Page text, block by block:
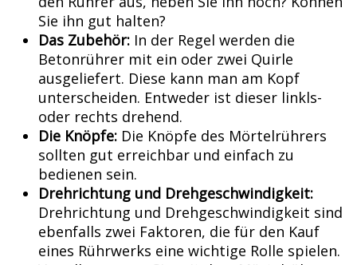
Sie ihn gut halten?
Das Zubehör: In der Regel werden die
Betonrührer mit ein oder zwei Quirle
ausgeliefert. Diese kann man am Kopf
unterscheiden. Entweder ist dieser linkls-
oder rechts drehend.
Die Knöpfe: Die Knöpfe des Mörtelrührers
sollten gut erreichbar und einfach zu
bedienen sein.
Drehrichtung und Drehgeschwindigkeit:
Drehrichtung und Drehgeschwindigkeit sind
ebenfalls zwei Faktoren, die für den Kauf
eines Rührwerks eine wichtige Rolle spielen.